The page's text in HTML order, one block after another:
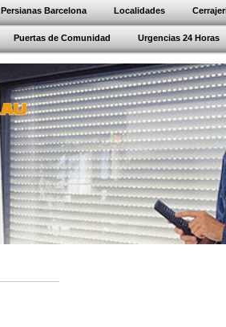
Persianas Barcelona Localidades
Puertas de Comunidad Urgencias 24 Horas